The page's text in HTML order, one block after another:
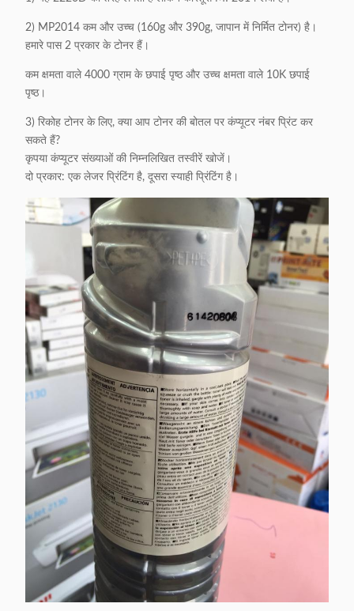
2) MP2014 कम और उच्च (160g और 390g, जापान में निर्मित टोनर) है।
हमारे पास 2 प्रकार के टोनर हैं।
कम क्षमता वाले 4000 ग्राम के छपाई पृष्ठ और उच्च क्षमता वाले 10K छपाई
पृष्ठ।
3) रिकोह टोनर के लिए, क्या आप टोनर की बोतल पर कंप्यूटर नंबर प्रिंट कर
सकते हैं?
कृपया कंप्यूटर संख्याओं की निम्नलिखित तस्वीरें खोजें।
दो प्रकार: एक लेजर प्रिंटिंग है, दूसरा स्याही प्रिंटिंग है।